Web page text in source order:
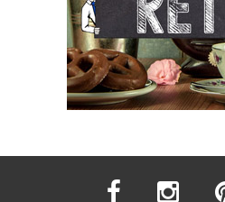
facebook instagram